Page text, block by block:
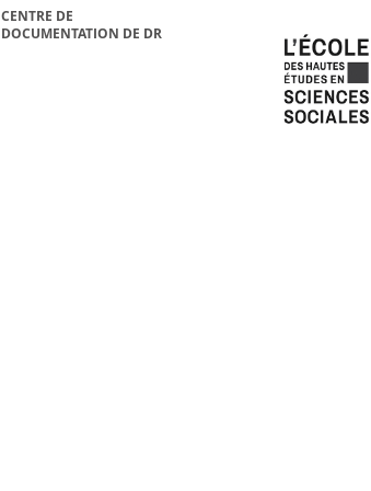
CENTRE DE
DOCUMENTATION DE DR